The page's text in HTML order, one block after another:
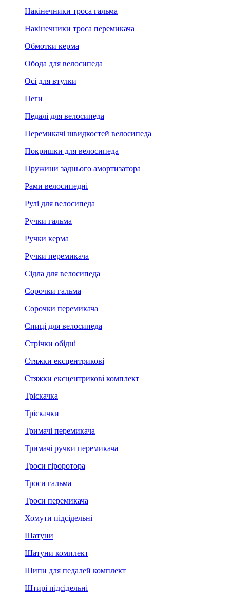
Накінечники троса гальма
Накінечники троса перемикача
Обмотки керма
Обода для велосипеда
Осі для втулки
Пеги
Педалі для велосипеда
Перемикачі швидкостей велосипеда
Покришки для велосипеда
Пружини заднього амортизатора
Рами велосипедні
Рулі для велосипеда
Ручки гальма
Ручки керма
Ручки перемикача
Сідла для велосипеда
Сорочки гальма
Сорочки перемикача
Спиці для велосипеда
Стрічки обідні
Стяжки ексцентрикові
Стяжки ексцентрикові комплект
Тріскачка
Тріскачки
Тримачі перемикача
Тримачі ручки перемикача
Троси гіроротора
Троси гальма
Троси перемикача
Хомути підсідельні
Шатуни
Шатуни комплект
Шипи для педалей комплект
Штирі підсідельні